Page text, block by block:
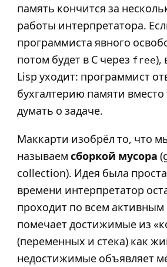
память кончится за
работы интерпретатора.
программиста явного
потом будет в C через free),
Lisp уходит: программист
бухгалтерию памяти
думать о задаче.
Маккарти изобрёл то, что
называемсборкой мусора
collection). Идея была
времени интерпретатор
проходит по всем
помечает достижимые из
(переменных и стека) как
недостижимые объявляет